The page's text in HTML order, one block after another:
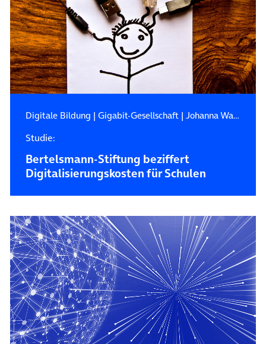
Digitale Bildung | Gigabit-Gesellschaft| Johanna Wanka
Studie:
Bertelsmann-Stiftung beziffert
Digitalisierungskosten für Schulen